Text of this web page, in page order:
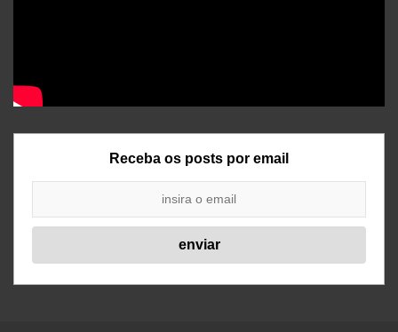
Receba os posts por email